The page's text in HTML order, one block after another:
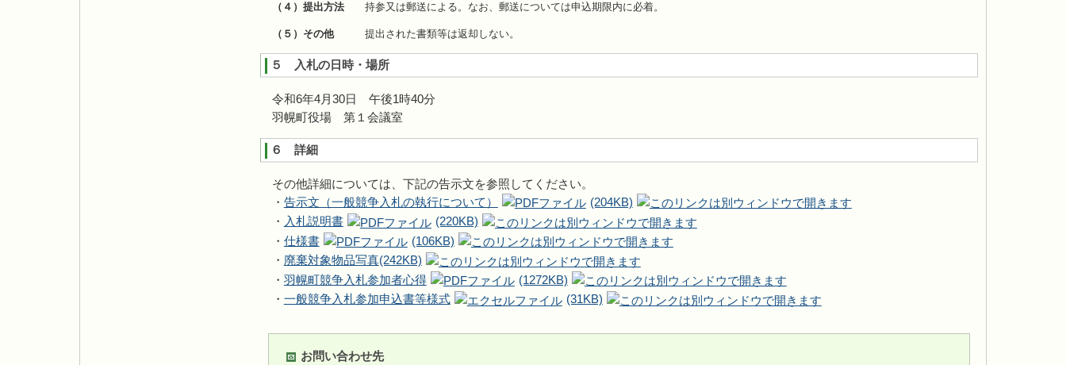
（４）提出方法持参又は郵送による。なお、郵送については申込期限内に必着。
（５）その他提出された書類等は返却しない。
５ 入札の日時・場所
令和6年4月30日 午後1時40分
羽幌町役場 第１会議室
６ 詳細
その他詳細については、下記の告示文を参照してください。
・ 告示文（一般競争入札の執行について）
(204KB)
・ 入札説明書
(220KB)
・ 仕様書
(106KB)
・ 廃棄対象物品写真(242KB)
・ 羽幌町競争入札参加者心得
(1272KB)
・ 一般競争入札参加申込書等様式 (31KB)
お問い合わせ先